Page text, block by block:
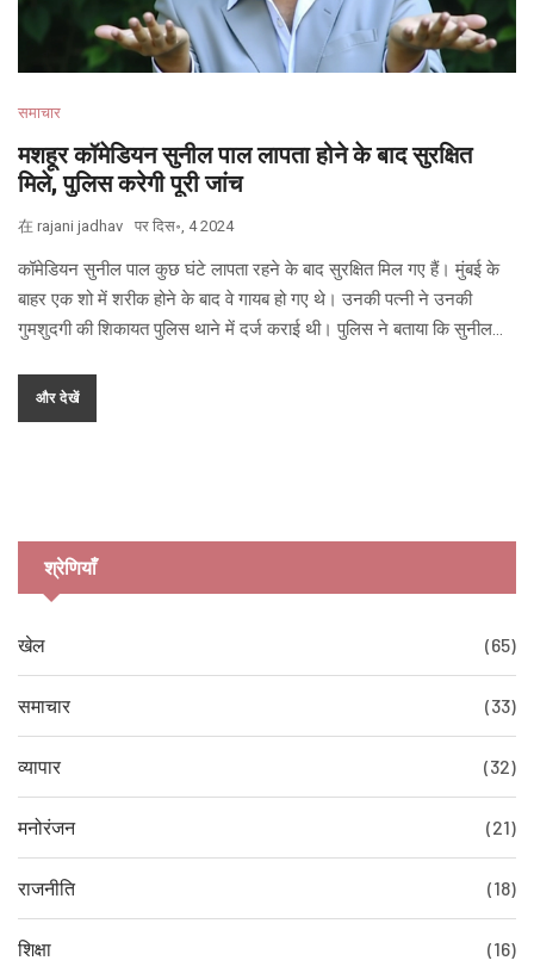
समाचार
मशहूर कॉमेडियन सुनील पाल लापता होने के बाद सुरक्षित
मिले, पुलिस करेगी पूरी जांच
在 rajani jadhav पर दिस॰, 4 2024
कॉमेडियन सुनील पाल कुछ घंटे लापता रहने के बाद सुरक्षित मिल गए हैं। मुंबई के
बाहर एक शो में शरीक होने के बाद वे गायब हो गए थे। उनकी पत्नी ने उनकी
गुमशुदगी की शिकायत पुलिस थाने में दर्ज कराई थी। पुलिस ने बताया कि सुनील
द्वारा की जाएगी।
और देखें
श्रेणियाँ
खेल (65)
समाचार (33)
व्यापार (32)
मनोरंजन (21)
राजनीति (18)
शिक्षा (16)